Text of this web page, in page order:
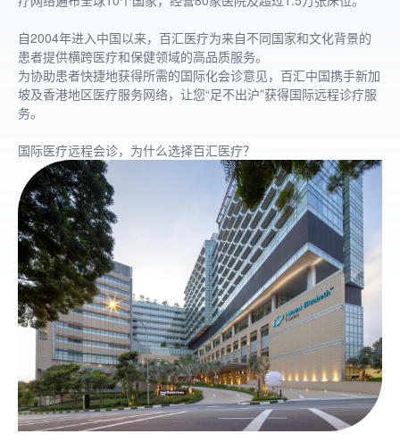
自2004年进入中国以来，百汇医疗为来自不同国家和文化背景的
患者提供横跨医疗和保健领域的高品质服务。
为协助患者快捷地获得所需的国际化会诊意见，百汇中国携手新加
坡及香港地区医疗服务网络，让您“足不出沪”获得国际远程诊疗服
务。
国际医疗远程会诊，为什么选择百汇医疗？